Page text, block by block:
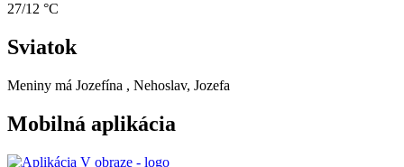
27/12 °C
Sviatok
Meniny má Jozefína , Nehoslav, Jozefa
Mobilná aplikácia